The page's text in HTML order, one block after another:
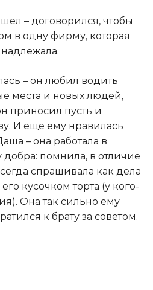
– договорился, чтобы
в одну фирму, которая
– он любил водить
места и новых людей,
приносил пусть и
И еще ему нравилась
– она работала в
помнила, в отличие
спрашивала как дела
кусочком торта (у кого-
Она так сильно ему
к брату за советом.​